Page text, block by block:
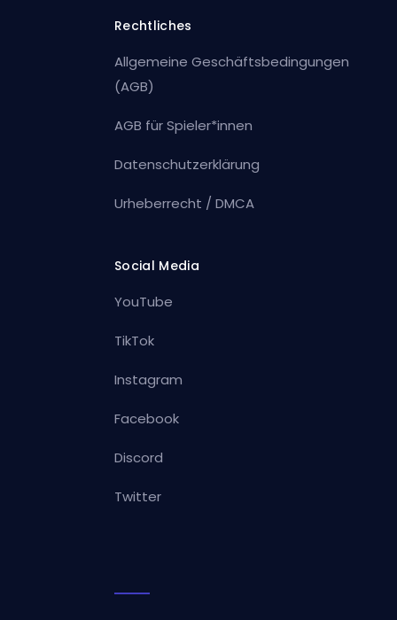
Rechtliches
Allgemeine Geschäftsbedingungen
(AGB)
AGB für Spieler*innen
Datenschutzerklärung
Urheberrecht / DMCA
Social Media
YouTube
TikTok
Instagram
Facebook
Discord
Twitter